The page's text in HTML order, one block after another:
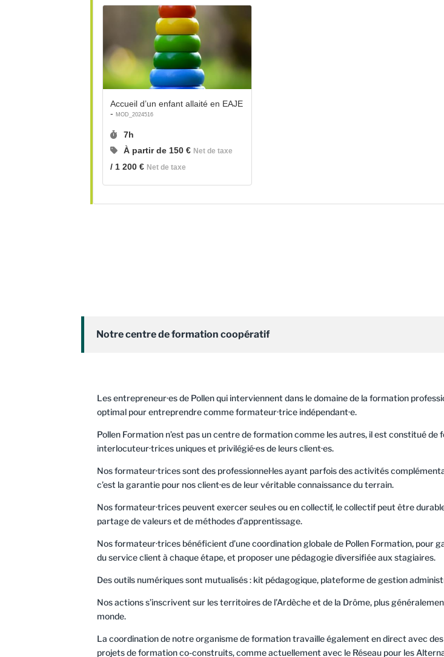
Accueil d’un enfant allaité en EAJE
-MOD_2024516
Durée :
7h
Prix :
À partir de 150 € Net de taxe
/ 1 200 € Net de taxe
Notre centre de formation coopératif
Les entrepreneur·es de Pollen qui interviennent dans le domaine de la formation
optimal pour entreprendre comme formateur·trice indépendant·e.
Pollen Formation n’est pas un centre de formation comme les autres, il est constitué
interlocuteur·trices uniques et privilégié·es de leurs client·es.
Nos formateur·trices sont des professionnel·les ayant parfois des activités
c’est la garantie pour nos client·es de leur véritable connaissance du terrain.
Nos formateur·trices peuvent exercer seul·es ou en collectif, le collectif peut être
partage de valeurs et de méthodes d’apprentissage.
Nos formateur·trices bénéficient d’une coordination globale de Pollen Formation,
du service client à chaque étape, et proposer une pédagogie diversifiée aux stagiaires.
Des outils numériques sont mutualisés : kit pédagogique, plateforme de gestion
Nos actions s’inscrivent sur les territoires de l’Ardèche et de la Drôme, plus
monde.
La coordination de notre organisme de formation travaille également en direct avec
projets de formation co-construits, comme actuellement avec le Réseau pour les